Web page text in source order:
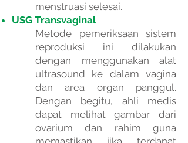
menstruasi selesai.
USG Transvaginal
Metode pemeriksaan sistem
reproduksi ini dilakukan
dengan menggunakan alat
ultrasound ke dalam vagina
dan area organ panggul.
Dengan begitu, ahli medis
dapat melihat gambar dari
ovarium dan rahim guna